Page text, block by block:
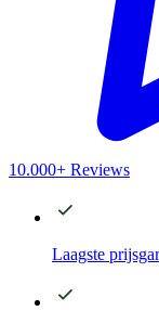
10.000+ Reviews
Laagste